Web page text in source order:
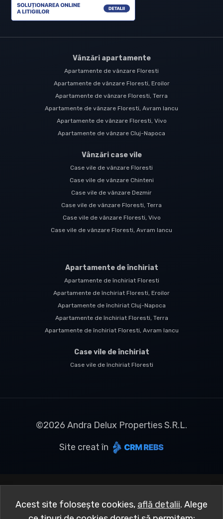
Vânzări apartamente
Apartamente de vânzare Floresti
Apartamente de vânzare Floresti, Eroilor
Apartamente de vânzare Floresti, Terra
Apartamente de vânzare Floresti, Avram Iancu
Apartamente de vânzare Floresti, Vivo
Apartamente de vânzare Cluj-Napoca
Vânzări case vile
Case vile de vânzare Floresti
Case vile de vânzare Chinteni
Case vile de vânzare Dezmir
Case vile de vânzare Floresti, Terra
Case vile de vânzare Floresti, Vivo
Case vile de vânzare Floresti, Avram Iancu
Apartamente de închiriat
Apartamente de închiriat Floresti
Apartamente de închiriat Floresti, Eroilor
Apartamente de închiriat Cluj-Napoca
Apartamente de închiriat Floresti, Terra
Apartamente de închiriat Floresti, Avram Iancu
Case vile de închiriat
Case vile de închiriat Floresti
©2026 Andra Delux Properties S.R.L.
Site creat în
Acest site folosește cookies, află detalii. Alege